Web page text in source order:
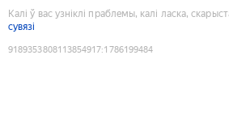
Калі ў вас узніклі праблемы, калі ласка,
сувязі
9189353808113854917:1786199484